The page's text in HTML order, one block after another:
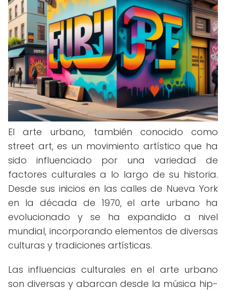
El arte urbano, también conocido como
street art, es un movimiento artístico que ha
sido influenciado por una variedad de
factores culturales a lo largo de su historia.
Desde sus inicios en las calles de Nueva York
en la década de 1970, el arte urbano ha
evolucionado y se ha expandido a nivel
mundial, incorporando elementos de diversas
culturas y tradiciones artísticas.
Las influencias culturales en el arte urbano
son diversas y abarcan desde la música hip-